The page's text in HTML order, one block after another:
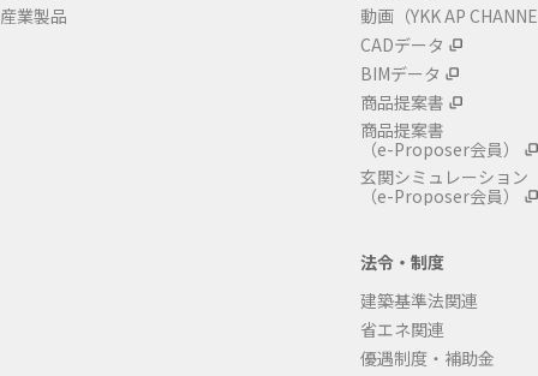
産業製品
動画（YKK AP
CADデータ
BIMデータ
商品提案書
商品提案書
（e-Proposer会員）
玄関シミュレーション
（e-Proposer会員）
法令・制度
建築基準法関連
省エネ関連
優遇制度・補助金